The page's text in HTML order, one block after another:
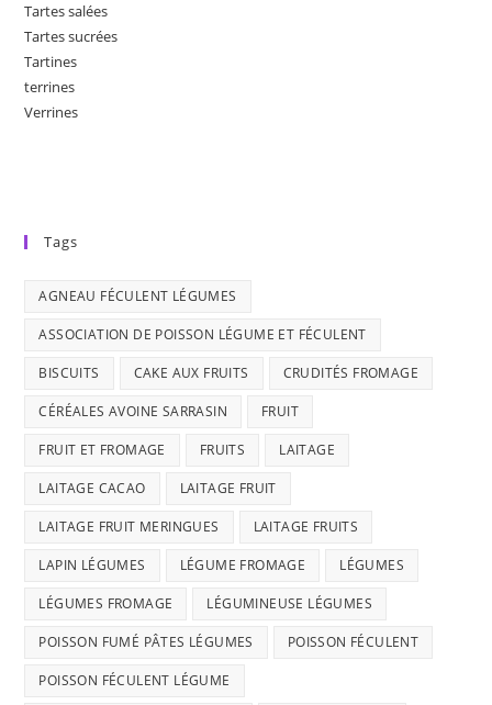
Tartes salées
Tartes sucrées
Tartines
terrines
Verrines
Tags
AGNEAU FÉCULENT LÉGUMES
ASSOCIATION DE POISSON LÉGUME ET FÉCULENT
BISCUITS CAKE AUX FRUITS CRUDITÉS FROMAGE
CÉRÉALES AVOINE SARRASIN FRUIT
FRUIT ET FROMAGE FRUITS LAITAGE
LAITAGE CACAO LAITAGE FRUIT
LAITAGE FRUIT MERINGUES LAITAGE FRUITS
LAPIN LÉGUMES LÉGUME FROMAGE LÉGUMES
LÉGUMES FROMAGE LÉGUMINEUSE LÉGUMES
POISSON FUMÉ PÂTES LÉGUMES POISSON FÉCULENT
POISSON FÉCULENT LÉGUME